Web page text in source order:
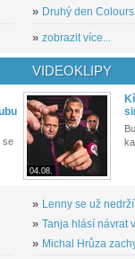
» Druhý den
» zobrazit více...
se
VIDEOKLIPY
04.08.
» Lenny se už
» Tanja hlásí návrat
» Michal Hrůza